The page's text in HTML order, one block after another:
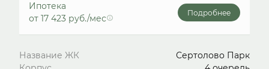
Ипотека
от 17 423 руб./мес
Подробнее
Название ЖК
Сертолово Парк